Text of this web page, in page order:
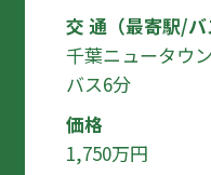
交 通（最寄駅/バ
千葉ニュータウ
バス6分
価格
1,750万円